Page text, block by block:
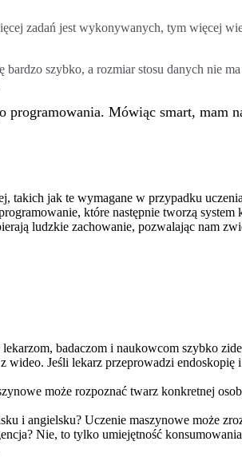
zadań jest wykonywanych, tym więcej
szybko, a rozmiar stosu danych nie
programowania. Mówiąc smart, mam
takich jak te wymagane w przypadku
które następnie tworzą system
ludzkie zachowanie, pozwalając nam
badaczom i naukowcom szybko
Jeśli lekarz przeprowadzi endoskopię
może rozpoznać twarz konkretnej
i angielsku? Uczenie maszynowe może
Nie, to tylko umiejętność